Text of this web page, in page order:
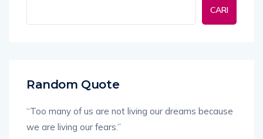
CARI
Random Quote
“Too many of us are not living our dreams because
we are living our fears.”